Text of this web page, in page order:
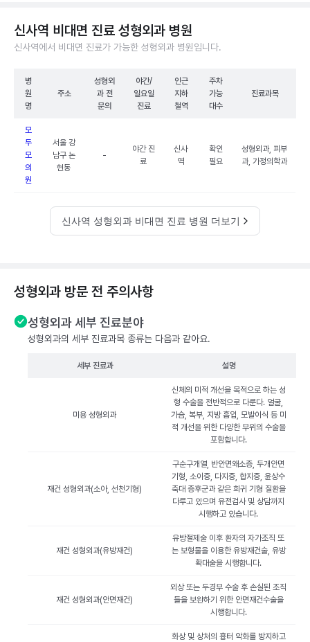
신사역 비대면 진료 성형외과 병원
신사역에서 비대면 진료가 가능한 성형외과 병원입니다.
병
원
명
주소
성형외
과 전
문의
야간/
일요일
진료
인근
지하
철역
주차
가능
대수
진료과목
모
두
모
의
원
서울 강
남구 논
현동
-
야간 진
료
신사
역
확인
필요
성형외과, 피부
과, 가정의학과
신사역 성형외과 비대면 진료 병원 더보기
성형외과 방문 전 주의사항
성형외과 세부 진료분야
성형외과의 세부 진료과목 종류는 다음과 같아요.
세부 진료과 설명
미용 성형외과
신체의 미적 개선을 목적으로 하는 성
형 수술을 전반적으로 다룬다. 얼굴,
가슴, 복부, 지방 흡입, 모발이식 등 미
적 개선을 위한 다양한 부위의 수술을
포함합니다.
재건 성형외과(소아, 선천기형)
구순구개열, 반안면왜소증, 두개안면
기형, 소이증, 다지증, 합지증, 윤상수
축대 증후군과 같은 희귀 기형 질환을
다루고 있으며 유전검사 및 상담까지
시행하고 있습니다.
재건 성형외과(유방재건)
유방절제술 이후 환자의 자가조직 또
는 보형물을 이용한 유방재건술, 유방
확대술을 시행합니다.
재건 성형외과(안면재건)
외상 또는 두경부 수술 후 손실된 조직
들을 보완하기 위한 안면재건수술을
시행합니다.
화상 및 상처의 흉터 악화를 방지하고